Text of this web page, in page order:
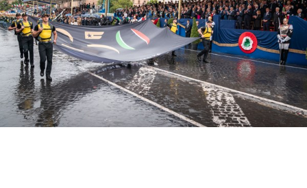
Contatti
Seguici
su